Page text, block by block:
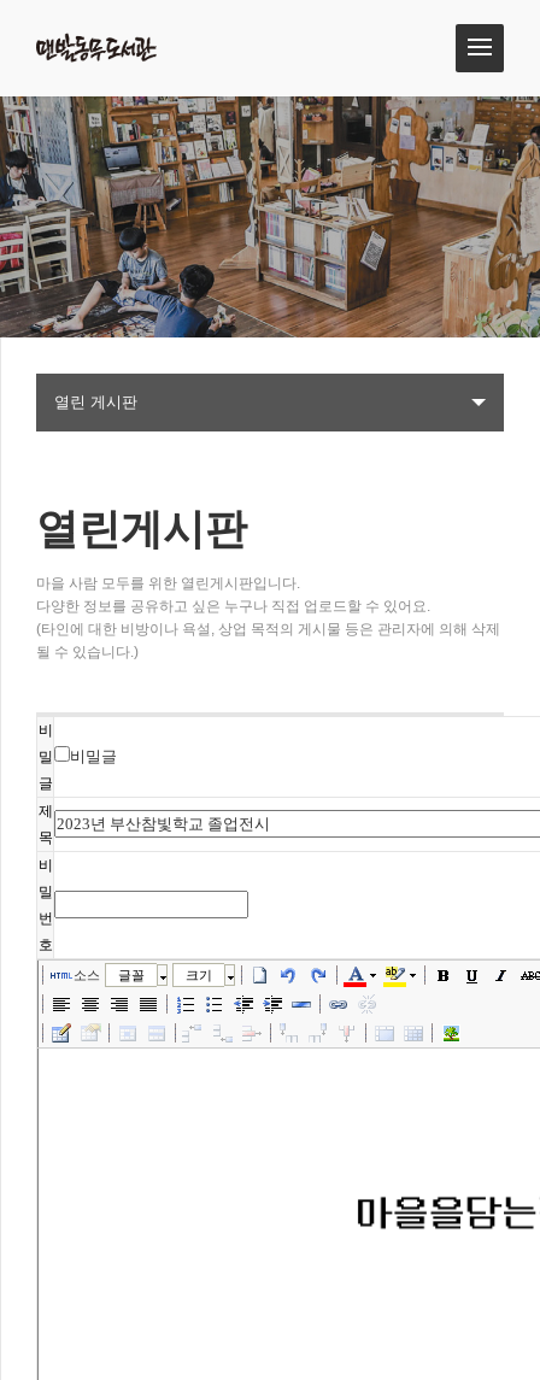
열린 게시판
열린게시판
마을 사람 모두를 위한 열린게시판입니다.
다양한 정보를 공유하고 싶은 누구나 직접 업로드할 수 있어요.
(타인에 대한 비방이나 욕설, 상업 목적의 게시물 등은 관리자에 의해 삭제
될 수 있습니다.)
비
밀
글
비밀글
제
목
비
밀
번
호
소스 글꼴 크기